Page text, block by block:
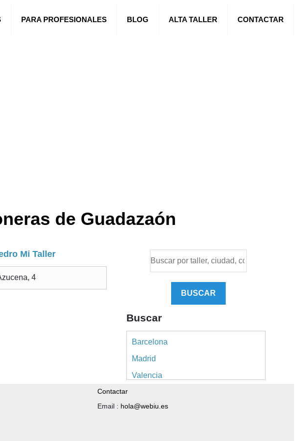
PARA PROFESIONALES BLOG ALTA TALLER CONTACTAR
de Guadazaón
Mi Taller
4
BUSCAR
Buscar
Barcelona
Madrid
Valencia
Sevilla
Contactar
Email : hola@webiu.es